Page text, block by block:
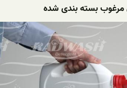
مرغوب بسته بندی شده